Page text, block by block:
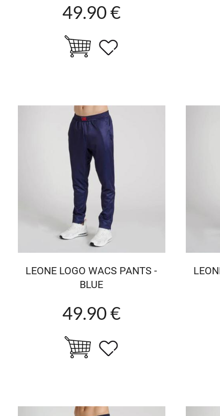
49.90 €
LEONE LOGO WACS PANTS -
BLUE
49.90 €